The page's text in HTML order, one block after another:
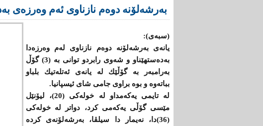
به‌رشه‌لۆنه‌ دوه‌م نازناوی ئه‌م وه‌رزه‌ی
(سبەی):
یانه‌ی به‌رشه‌لۆنه‌ دوه‌م نازناوی له‌م وه‌رزه‌دا
به‌ده‌ستهێناو و شەوی رابردو توانی بە (3) گۆڵ
به‌رامبه‌ر به‌ گۆڵێك له‌ یانه‌ی ئه‌تله‌تیك بلباو
بباتەوە و بوه‌ براوی جامی شای ئیسپانیا.
له‌ تایمی یه‌كه‌مداو له‌ خوله‌كی (20)، لیۆنێل
مێسی گۆڵی یه‌كه‌می كرد، دواتر له‌ خوله‌كی
(36)دا، نه‌یمار دا سیلڤا، به‌رشه‌لۆنه‌ی كرده